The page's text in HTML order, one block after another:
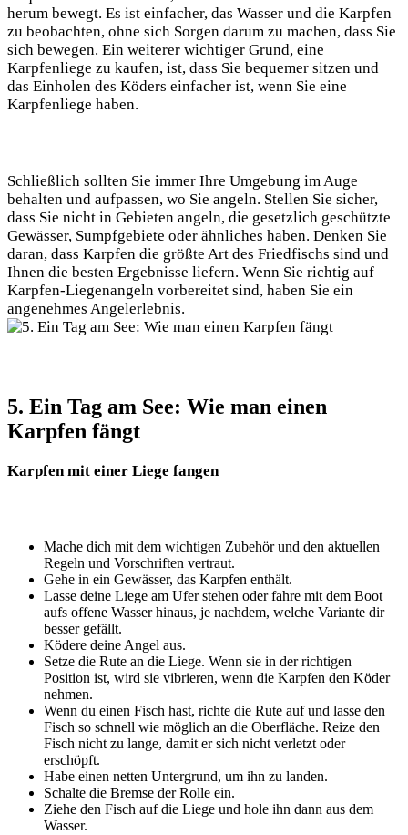
herum bewegt. Es ist einfacher, das Wasser und die Karpfen
zu beobachten, ohne sich Sorgen darum zu machen, dass Sie
sich bewegen. Ein weiterer wichtiger Grund, eine
Karpfenliege zu kaufen, ist, dass Sie bequemer sitzen und
das Einholen des Köders einfacher ist, wenn Sie eine
Karpfenliege haben.
Schließlich sollten Sie immer Ihre Umgebung im Auge
behalten und aufpassen, wo Sie angeln. Stellen Sie sicher,
dass Sie nicht in Gebieten angeln, die gesetzlich geschützte
Gewässer, Sumpfgebiete oder ähnliches haben. Denken Sie
daran, dass Karpfen die größte Art des Friedfischs sind und
Ihnen die besten Ergebnisse liefern. Wenn Sie richtig auf
Karpfen-Liegenangeln vorbereitet sind, haben Sie ein
angenehmes Angelerlebnis.
5. Ein Tag am See: Wie man einen
Karpfen fängt
Karpfen mit einer Liege fangen
Mache dich mit dem wichtigen Zubehör und den aktuellen
Regeln und Vorschriften vertraut.
Gehe in ein Gewässer, das Karpfen enthält.
Lasse deine Liege am Ufer stehen oder fahre mit dem Boot
aufs offene Wasser hinaus, je nachdem, welche Variante dir
besser gefällt.
Ködere deine Angel aus.
Setze die Rute an die Liege. Wenn sie in der richtigen
Position ist, wird sie vibrieren, wenn die Karpfen den Köder
nehmen.
Wenn du einen Fisch hast, richte die Rute auf und lasse den
Fisch so schnell wie möglich an die Oberfläche. Reize den
Fisch nicht zu lange, damit er sich nicht verletzt oder
erschöpft.
Habe einen netten Untergrund, um ihn zu landen.
Schalte die Bremse der Rolle ein.
Ziehe den Fisch auf die Liege und hole ihn dann aus dem
Wasser.